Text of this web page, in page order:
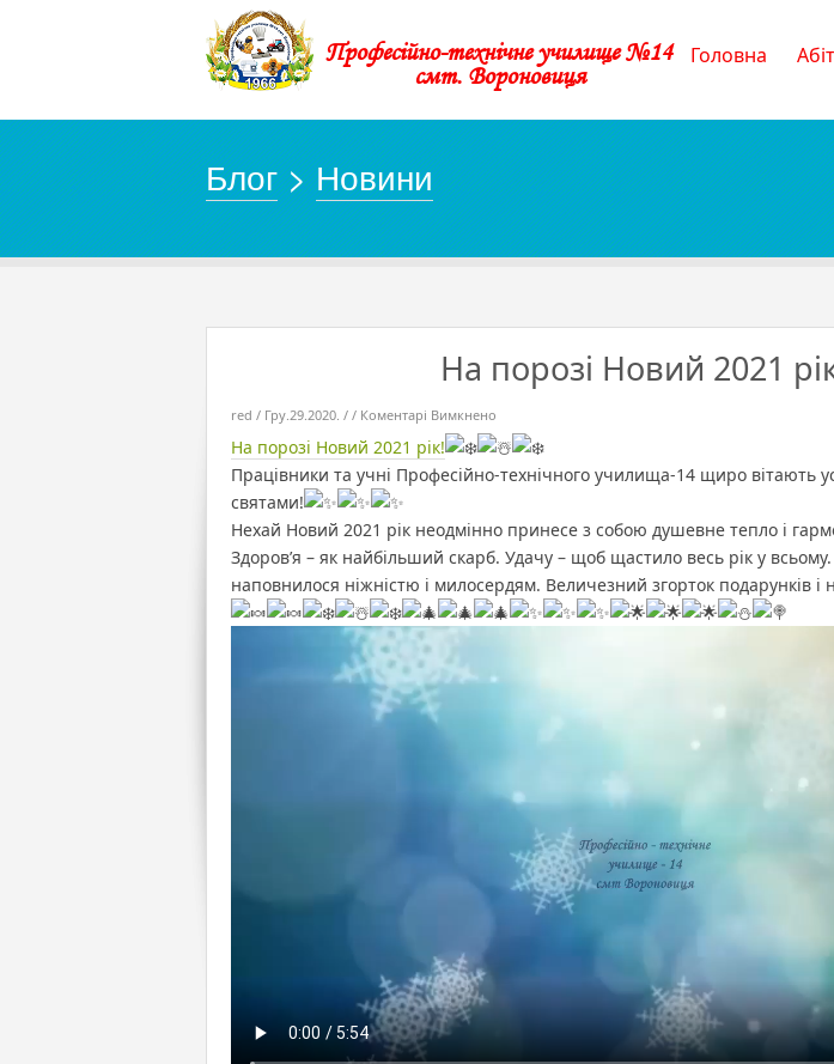
Професійно-технічне училище №14
смт. Вороновиця
Головна
Блог>Новини
На порозі Новий 2021
red / Гру.29.2020. / / Коментарі Вимкнено
порозі
Новий
рік!
На порозі Новий 2021 рік!
Працівники та учні Професійно-технічного училища-14 щиро вітають
святами!
Нехай Новий 2021 рік неодмінно принесе з собою душевне тепло і
Здоров’я – як найбільший скарб. Удачу – щоб щастило весь рік у
наповнилося ніжністю і милосердям. Величезний згорток подарунків і